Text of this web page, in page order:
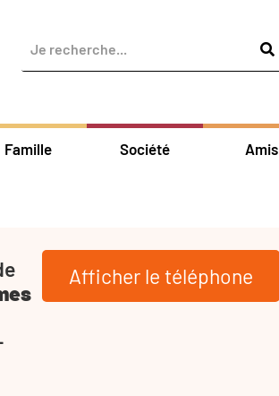
Famille Société Amis
Afficher le téléphone